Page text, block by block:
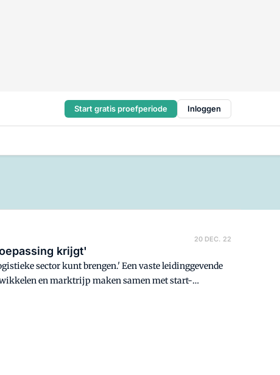
Start gratis proefperiode Inloggen
20 DEC. 22
krijgt'
sector kunt brengen.' Een vaste leidinggevende
en marktrijp maken samen met start-